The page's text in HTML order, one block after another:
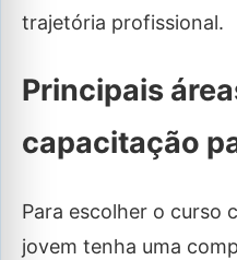
trajetória profissional.
Principais
capacitação
Para escolher o curso
jovem tenha uma